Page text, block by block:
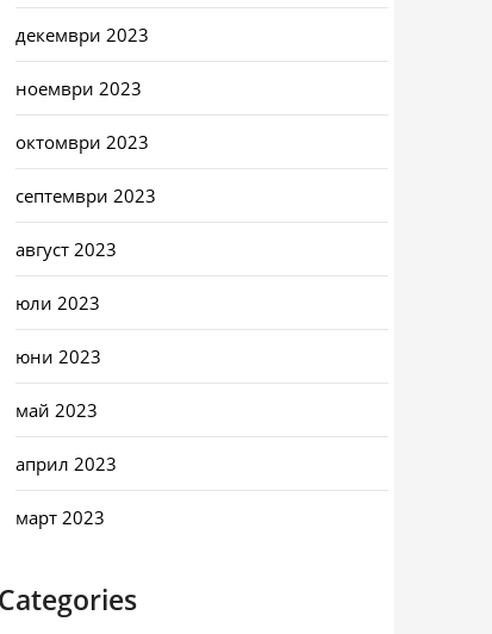
декември 2023
ноември 2023
октомври 2023
септември 2023
август 2023
юли 2023
юни 2023
май 2023
април 2023
март 2023
Categories